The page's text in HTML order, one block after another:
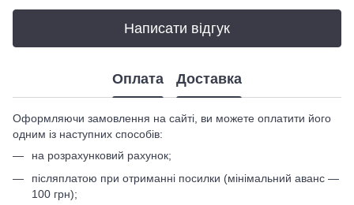
Написати відгук
Оплата Доставка
Оформляючи замовлення на сайті, ви можете оплатити його
одним із наступних способів:
на розрахунковий рахунок;
післяплатою при отриманні посилки (мінімальний аванс —
100 грн);